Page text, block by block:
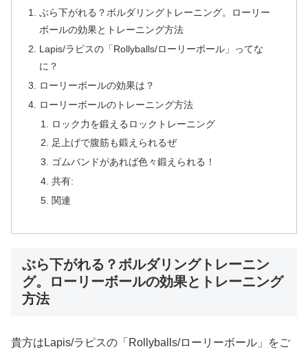
ぶら下がれる？ボルダリングトレーニング。ローリー
ボールの効果とトレーニング方法
Lapis/ラピスの「Rollyballs/ローリーボール」ってな
に？
ローリーボールの効果は？
ローリーボールのトレーニング方法
ロック力を鍛えるロックトレーニング
足上げで腹筋も鍛えられるぜ
ゴムバンドがあれば色々鍛えられる！
共有:
関連
ぶら下がれる？ボルダリングトレーニン
グ。ローリーボールの効果とトレーニング
方法
貴方はLapis/ラピスの「Rollyballs/ローリーボール」をご